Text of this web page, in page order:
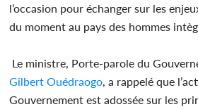
l’occasion pour échanger sur les
du moment au pays des hommes
Le ministre, Porte-parole du
Gilbert Ouédraogo, a rappelé que
Gouvernement est adossée sur les